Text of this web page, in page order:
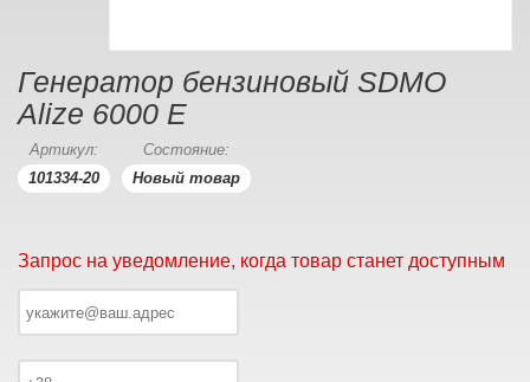
Генератор бензиновый SDMO
Alize 6000 E
Артикул:
101334-20
Состояние:
Новый товар
Запрос на уведомление, когда товар станет доступным